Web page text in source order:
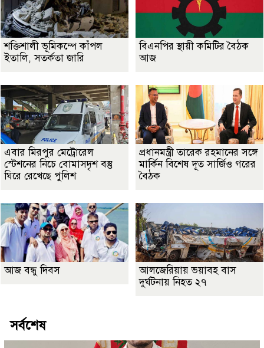
শক্তিশালী ভূমিকম্পে কাঁপল
ইতালি, সতর্কতা জারি
বিএনপির স্থায়ী কমিটির বৈঠক
আজ
এবার মিরপুর মেট্রোরেল
স্টেশনের নিচে বোমাসদৃশ বস্তু
ঘিরে রেখেছে পুলিশ
প্রধানমন্ত্রী তারেক রহমানের সঙ্গে
মার্কিন বিশেষ দূত সার্জিও গরের
বৈঠক
আজ বন্ধু দিবস
আলজেরিয়ায় ভয়াবহ বাস
দুর্ঘটনায় নিহত ২৭
সর্বশেষ